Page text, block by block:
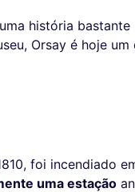
história bastante
Orsay é hoje um
foi incendiado
uma estação